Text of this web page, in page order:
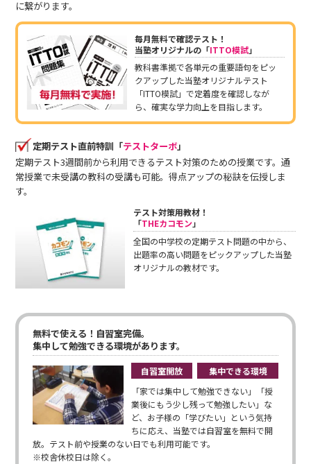
に繋がります。
毎月無料で確認テスト！
当塾オリジナルの「ITTO模試」
教科書準拠で各単元の重要語句をピッ
クアップした当塾オリジナルテスト
「ITTO模試」で定着度を確認しなが
ら、確実な学力向上を目指します。
定期テスト直前特訓「テストターボ」
定期テスト3週間前から利用できるテスト対策のための授業です。通
常授業で未受講の教科の受講も可能。得点アップの秘訣を伝授しま
す。
テスト対策用教材！
「THEカコモン」
全国の中学校の定期テスト問題の中から、
出題率の高い問題をピックアップした当塾
オリジナルの教材です。
無料で使える！自習室完備。
集中して勉強できる環境があります。
自習室開放
集中できる環境
「家では集中して勉強できない」「授
業後にもう少し残って勉強したい」な
ど、お子様の「学びたい」という気持
ちに応え、当塾では自習室を無料で開
放。テスト前や授業のない日でも利用可能です。
※校舎休校日は除く。